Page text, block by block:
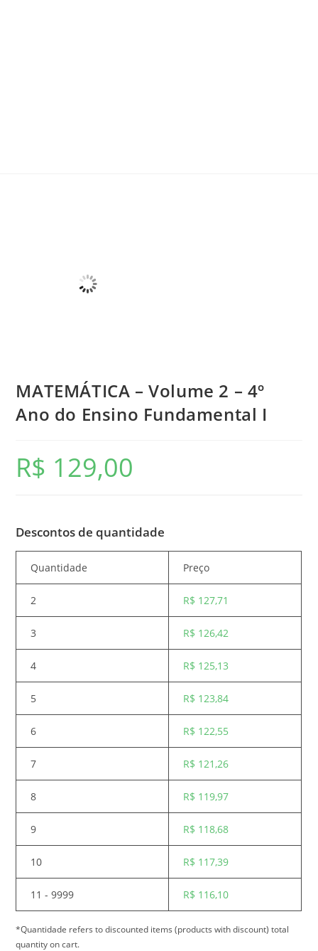
MATEMÁTICA – Volume 2 – 4º
Ano do Ensino Fundamental I
R$ 129,00
Descontos de quantidade
Quantidade Preço
2 R$ 127,71
3 R$ 126,42
4 R$ 125,13
5 R$ 123,84
6 R$ 122,55
7 R$ 121,26
8 R$ 119,97
9 R$ 118,68
10 R$ 117,39
11 - 9999 R$ 116,10
*Quantidade refers to discounted items (products with discount) total
quantity on cart.